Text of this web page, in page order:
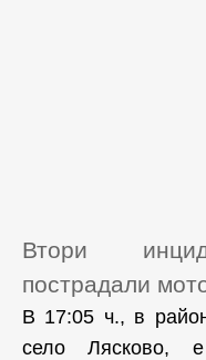
Втори
пострадали
В 17:05 ч., в
село Лясково,